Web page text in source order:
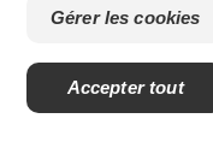
BILAN DE SANTÉ
Gérer les cookies
Accepter tout